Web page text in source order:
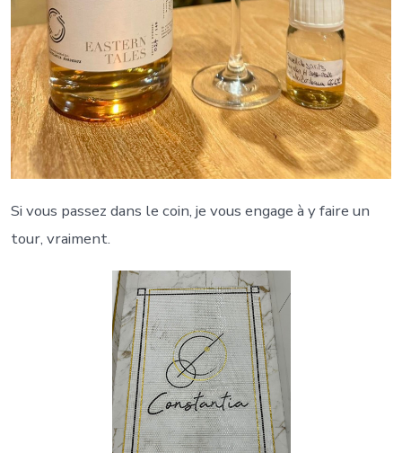
Si vous passez dans le coin, je vous engage à y faire un
tour, vraiment.